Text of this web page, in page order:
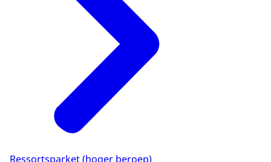
Ressortsparket (hoger beroep)